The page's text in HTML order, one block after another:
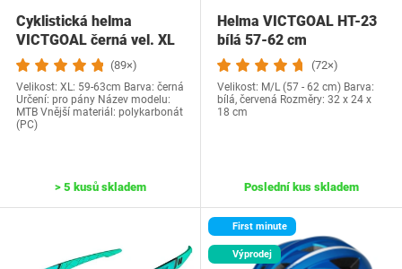
Cyklistická helma
VICTGOAL černá vel. XL
(89×)
Velikost: XL: 59-63cm Barva: černá
Určení: pro pány Název modelu:
MTB Vnější materiál: polykarbonát
(PC)
> 5 kusů skladem
Helma VICTGOAL HT-23
bílá 57-62 cm
(72×)
Velikost: M/L (57 - 62 cm) Barva:
bílá, červená Rozměry: 32 x 24 x
18 cm
Poslední kus skladem
First minute
Výprodej